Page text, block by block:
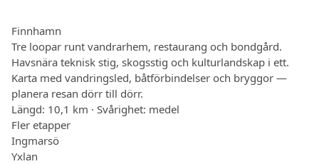
Finnhamn
Tre loopar runt vandrarhem, restaurang och bondgård.
Havsnära teknisk stig, skogsstig och kulturlandskap i ett.
Karta med vandringsled, båtförbindelser och bryggor —
planera resan dörr till dörr.
Längd: 10,1 km · Svårighet: medel
Fler etapper
Ingmarsö
Yxlan